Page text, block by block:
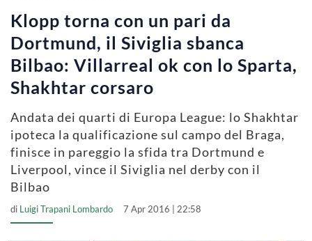
Klopp torna con un pari da
Dortmund, il Siviglia sbanca
Bilbao: Villarreal ok con lo Sparta,
Shakhtar corsaro
Andata dei quarti di Europa League: lo Shakhtar
ipoteca la qualificazione sul campo del Braga,
finisce in pareggio la sfida tra Dortmund e
Liverpool, vince il Siviglia nel derby con il
Bilbao
di Luigi Trapani Lombardo 7 Apr 2016 | 22:58